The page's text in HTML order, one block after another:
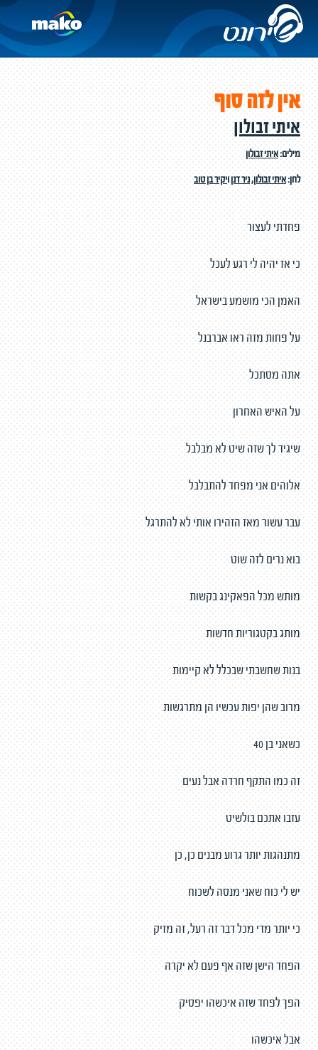
אין לזה סוף
איתי זבולון
מילים:איתי זבולון
לחן:איתי זבולון,ניר דנןויקיר בן טוב
פחדתי לעצור
כי אז יהיה לי רגע לעכל
האמן הכי מושמע בישראל
על פחות מזה ראו אברבנל
אתה מסתכל
על האיש האחרון
שיגיד לך שזה שיט לא מבלבל
אלוהים אני מפחד להתבלבל
עבר עשור מאז הזהירו אותי לא להתרגל
בוא נרים לזה שוט
מותש מכל הפאקינג בקשות
מותג בקטגוריות חדשות
בנות שחשבתי שבכלל לא קיימות
מרוב שהן יפות עכשיו הן מתרגשות
כשאני בן 40
זה כמו התקף חרדה אבל נעים
עזבו אתכם בולשיט
מתנהגות יותר גרוע מבנים כן, כן
יש לי כוח שאני מנסה לשכוח
כי יותר מדי מכל דבר זה רעל, זה מזיק
הפחד הישן שזה אף פעם לא יקרה
הפך לפחד שזה איכשהו יפסיק
אבל איכשהו